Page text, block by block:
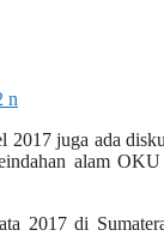
2017 juga ada
alam
2017 di